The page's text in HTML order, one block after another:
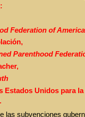
:
Federation of America
Parenthood
Estados Unidos para
las subvenciones